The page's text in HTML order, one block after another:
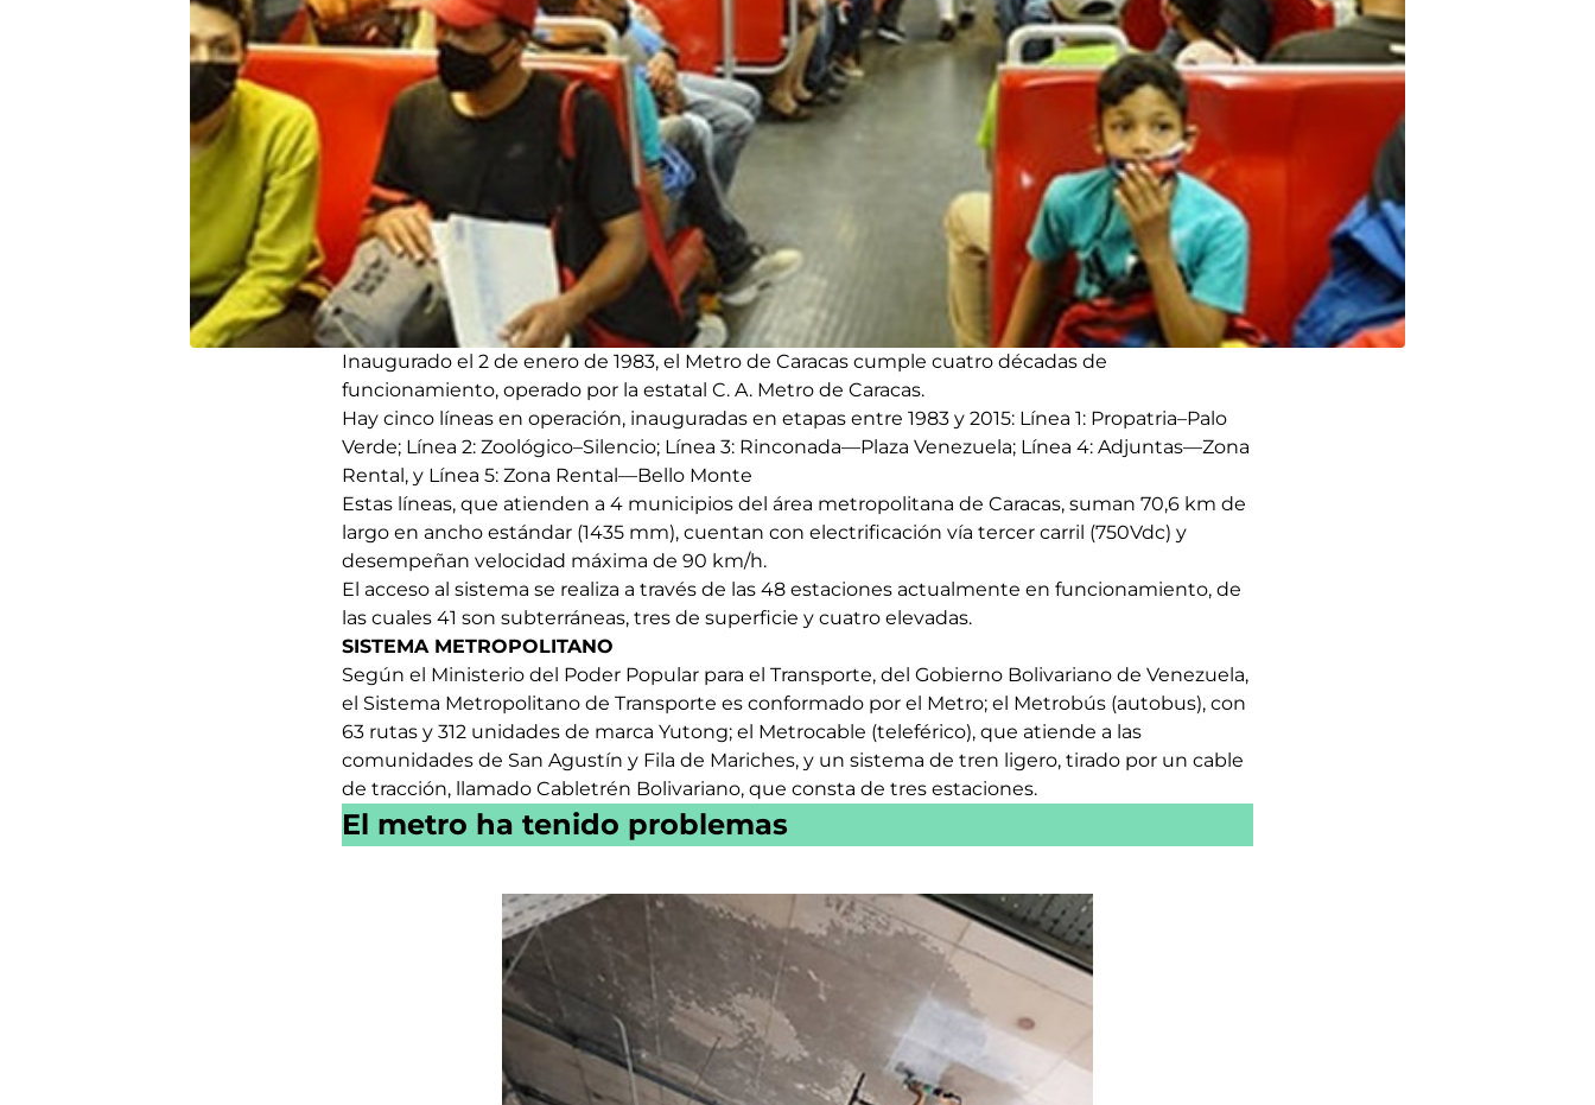
Inaugurado el 2 de enero de 1983, el Metro de Caracas cumple cuatro décadas de
funcionamiento, operado por la estatal C. A. Metro de Caracas.
Hay cinco líneas en operación, inauguradas en etapas entre 1983 y 2015: Línea 1: Propatria–Palo
Verde; Línea 2: Zoológico–Silencio; Línea 3: Rinconada—Plaza Venezuela; Línea 4: Adjuntas—Zona
Rental, y Línea 5: Zona Rental—Bello Monte
Estas líneas, que atienden a 4 municipios del área metropolitana de Caracas, suman 70,6 km de
largo en ancho estándar (1435 mm), cuentan con electrificación vía tercer carril (750Vdc) y
desempeñan velocidad máxima de 90 km/h.
El acceso al sistema se realiza a través de las 48 estaciones actualmente en funcionamiento, de
las cuales 41 son subterráneas, tres de superficie y cuatro elevadas.
SISTEMA METROPOLITANO
Según el Ministerio del Poder Popular para el Transporte, del Gobierno Bolivariano de Venezuela,
el Sistema Metropolitano de Transporte es conformado por el Metro; el Metrobús (autobus), con
63 rutas y 312 unidades de marca Yutong; el Metrocable (teleférico), que atiende a las
comunidades de San Agustín y Fila de Mariches, y un sistema de tren ligero, tirado por un cable
de tracción, llamado Cabletrén Bolivariano, que consta de tres estaciones.
El metro ha tenido problemas